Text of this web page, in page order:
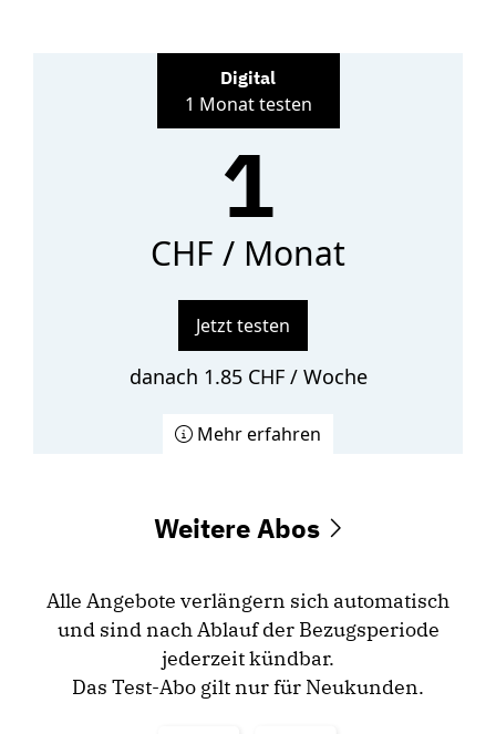
Digital
1 Monat testen
1
CHF / Monat
Jetzt testen
danach 1.85 CHF / Woche
Mehr erfahren
Weitere Abos
Alle Angebote verlängern sich automatisch
und sind nach Ablauf der Bezugsperiode
jederzeit kündbar.
Das Test-Abo gilt nur für Neukunden.